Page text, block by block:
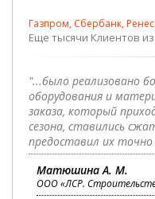
Газпром, Сбербанк,
Еще тысячи Клиентов
"...было реализовано
оборудования и
заказа, который
сезона, ставились
предоставил их точно
Матюшина А. М.
ООО «ЛСР.